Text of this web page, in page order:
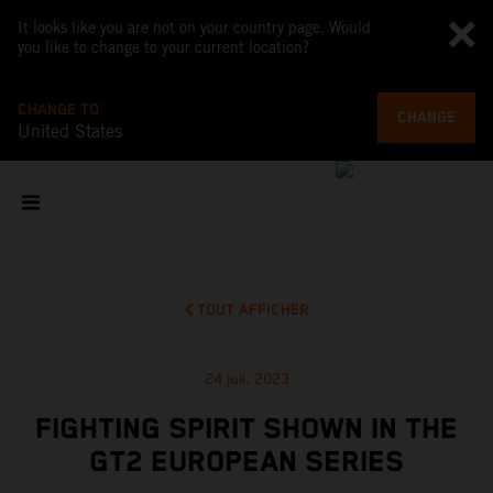
It looks like you are not on your country page. Would
you like to change to your current location?
CHANGE TO
United States
CHANGE
TOUT AFFICHER
24 juil. 2023
FIGHTING SPIRIT SHOWN IN THE
GT2 EUROPEAN SERIES